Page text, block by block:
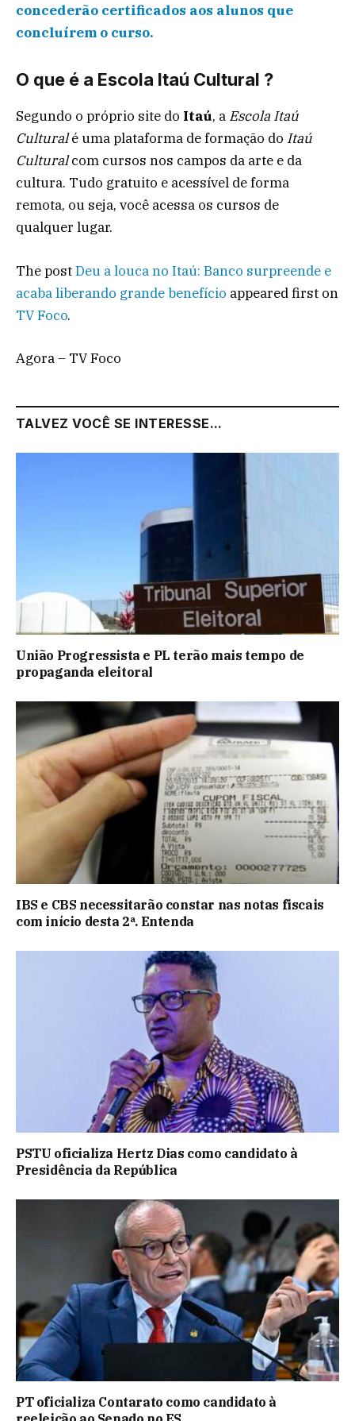
concederão certificados aos alunos que
concluírem o curso.
O que é a Escola Itaú Cultural ?
Segundo o próprio site do Itaú, a Escola Itaú
Culturalé uma plataforma de formação do Itaú
Culturalcom cursos nos campos da arte e da
cultura. Tudo gratuito e acessível de forma
remota, ou seja, você acessa os cursos de
qualquer lugar.
The postDeu a louca no Itaú: Banco surpreende e
acaba liberando grande benefício appeared first on
TV Foco.
Agora – TV Foco
TALVEZ VOCÊ SE INTERESSE...
União Progressista e PL terão mais tempo de
propaganda eleitoral
IBS e CBS necessitarão constar nas notas fiscais
com início desta 2ª. Entenda
PSTU oficializa Hertz Dias como candidato à
Presidência da República
PT oficializa Contarato como candidato à